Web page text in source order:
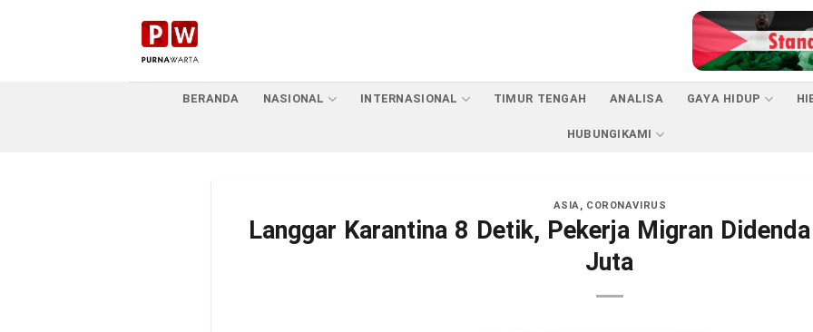
BERANDA NASIONAL INTERNASIONAL TIMUR TENGAH ANALISA GAYA HIDUP
HUBUNGIKAMI
ASIA, CORONAVIRUS
Langgar Karantina 8 Detik, Pekerja Migran
Juta